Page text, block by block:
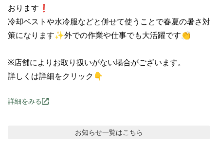
おります❗
冷却ベストや水冷服などと併せて使うことで春夏の暑さ対
策になります✨外での作業や仕事でも大活躍です👏
※店舗によりお取り扱いがない場合がございます。
詳しくは詳細をクリック👇
詳細をみる
お知らせ一覧はこちら